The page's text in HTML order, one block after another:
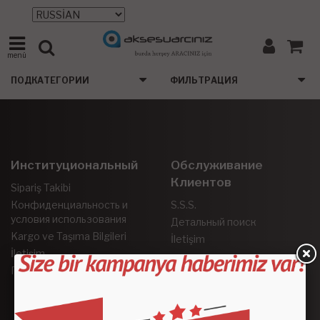
menü
ПОДКАТЕГОРИИ ФИЛЬТРАЦИЯ
Институциональный
Sipariş Takibi
Конфиденциальность и
условия использования
Kargo ve Taşıma Bilgileri
İletişim
Гарантия и возврат
Обслуживание
Клиентов
S.S.S.
Детальный поиск
İletişim
Социальные Сети